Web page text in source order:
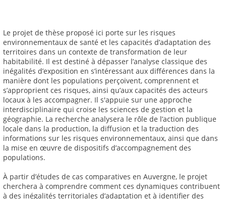
Le projet de thèse proposé ici porte sur les risques
environnementaux de santé et les capacités d’adaptation des
territoires dans un contexte de transformation de leur
habitabilité. Il est destiné à dépasser l’analyse classique des
inégalités d’exposition en s’intéressant aux différences dans la
manière dont les populations perçoivent, comprennent et
s’approprient ces risques, ainsi qu’aux capacités des acteurs
locaux à les accompagner. Il s'appuie sur une approche
interdisciplinaire qui croise les sciences de gestion et la
géographie. La recherche analysera le rôle de l’action publique
locale dans la production, la diffusion et la traduction des
informations sur les risques environnementaux, ainsi que dans
la mise en œuvre de dispositifs d’accompagnement des
populations.
À partir d’études de cas comparatives en Auvergne, le projet
cherchera à comprendre comment ces dynamiques contribuent
à des inégalités territoriales d’adaptation et à identifier des